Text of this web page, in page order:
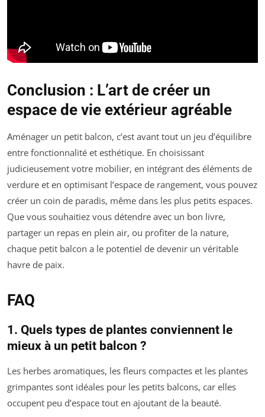
Conclusion : L’art de créer un
espace de vie extérieur agréable
Aménager un petit balcon, c’est avant tout un jeu d’équilibre
entre fonctionnalité et esthétique. En choisissant
judicieusement votre mobilier, en intégrant des éléments de
verdure et en optimisant l’espace de rangement, vous pouvez
créer un coin de paradis, même dans les plus petits espaces.
Que vous souhaitiez vous détendre avec un bon livre,
partager un repas en plein air, ou profiter de la nature,
chaque petit balcon a le potentiel de devenir un véritable
havre de paix.
FAQ
1. Quels types de plantes conviennent le
mieux à un petit balcon ?
Les herbes aromatiques, les fleurs compactes et les plantes
grimpantes sont idéales pour les petits balcons, car elles
occupent peu d’espace tout en ajoutant de la beauté.